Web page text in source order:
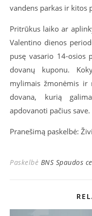
vandens parkas ir kitos
Pritrūkus laiko ar
Valentino dienos
pusę vasario 14-osios
dovanų kuponu.
mylimais žmonėmis ir
dovana, kurią
apdovanoti pačius save.
Pranešimą paskelbė:
Paskelbė BNS Spaudos